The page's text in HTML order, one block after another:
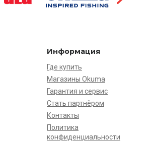
Информация
Где купить
Магазины Okuma
Гарантия и сервис
Стать партнёром
Контакты
Политика
конфиденциальности